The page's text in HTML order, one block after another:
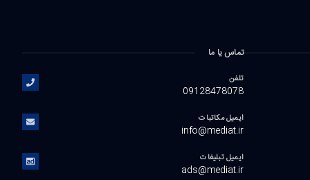
تماس یا ما
تلفن
09128478078
ایمیل مکاتبات
info@mediat.ir
ایمیل تبلیغات
ads@mediat.ir